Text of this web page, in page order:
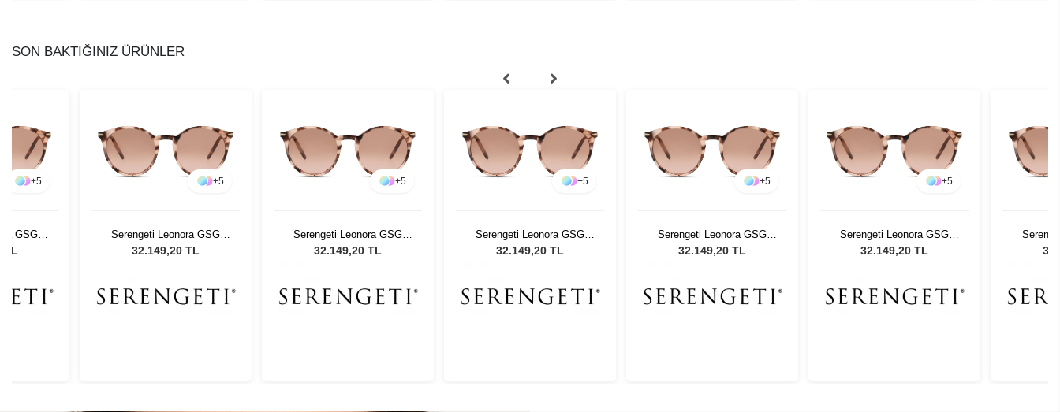
SON BAKTIĞINIZ ÜRÜNLER
+5
GSG
Gözlüğü
TL
+5
Serengeti Leonora GSG
8839 Kadın Güneş Gözlüğü
32.149,20 TL
+5
Serengeti Leonora GSG
8839 Kadın Güneş Gözlüğü
32.149,20 TL
+5
Serengeti Leonora GSG
8839 Kadın Güneş Gözlüğü
32.149,20 TL
+5
Serengeti Leonora GSG
8839 Kadın Güneş Gözlüğü
32.149,20 TL
+5
Serengeti Leonora GSG
8839 Kadın Güneş Gözlüğü
32.149,20 TL
8839